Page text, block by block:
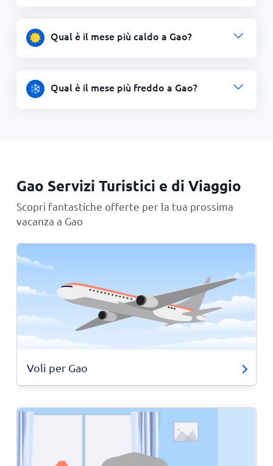
Qual è il mese più caldo a Gao?
Qual è il mese più freddo a Gao?
Gao Servizi Turistici e di Viaggio
Scopri fantastiche offerte per la tua prossima
vacanza a Gao
Voli per Gao